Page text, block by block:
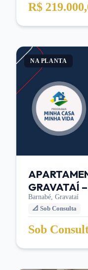
R$
NA PLANTA
GRAVATAÍ
Barnabé, Gravataí
📐 Sob Consulta
Sob